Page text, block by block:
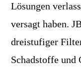
Lösungen
versagt haben.
dreistufiger
Schadstoffe und